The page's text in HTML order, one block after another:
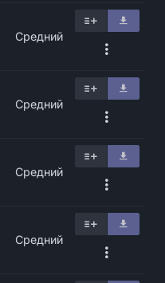
Средний
Средний
Средний
Средний